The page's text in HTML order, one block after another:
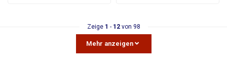
Zeige 1 - 12von 98
Mehr anzeigen